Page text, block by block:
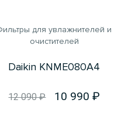
для увлажнителей и
очистителей
Daikin KNME080A4
12 090 ₽ 10 990